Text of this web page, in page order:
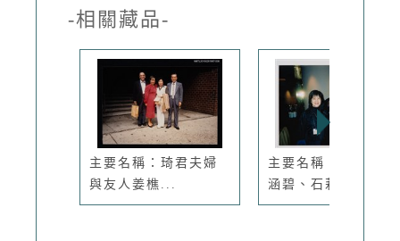
-相關藏品-
主要名稱：琦君夫婦
與友人姜樵...
主要名稱：羅蘭與吳
涵碧、石莉...